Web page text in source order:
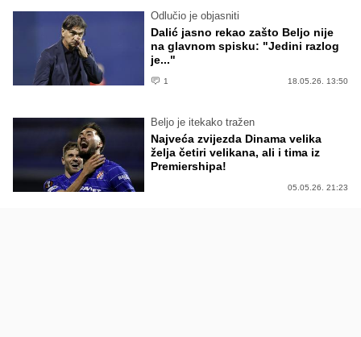
Odlučio je objasniti
Dalić jasno rekao zašto Beljo nije
na glavnom spisku: "Jedini razlog
je..."
1 18.05.26. 13:50
Beljo je itekako tražen
Najveća zvijezda Dinama velika
želja četiri velikana, ali i tima iz
Premiershipa!
05.05.26. 21:23